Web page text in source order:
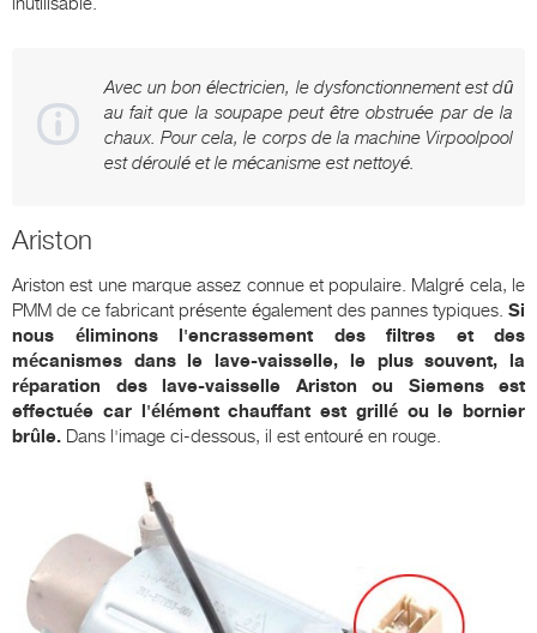
Avec un bon électricien, le dysfonctionnement est dû
au fait que la soupape peut être obstruée par de la
chaux. Pour cela, le corps de la machine Virpoolpool
est déroulé et le mécanisme est nettoyé.
Ariston
Ariston est une marque assez connue et populaire. Malgré cela, le
PMM de ce fabricant présente également des pannes typiques. Si
nous éliminons l'encrassement des filtres et des
mécanismes dans le lave-vaisselle, le plus souvent, la
réparation des lave-vaisselle Ariston ou Siemens est
effectuée car l'élément chauffant est grillé ou le bornier
brûle. Dans l'image ci-dessous, il est entouré en rouge.